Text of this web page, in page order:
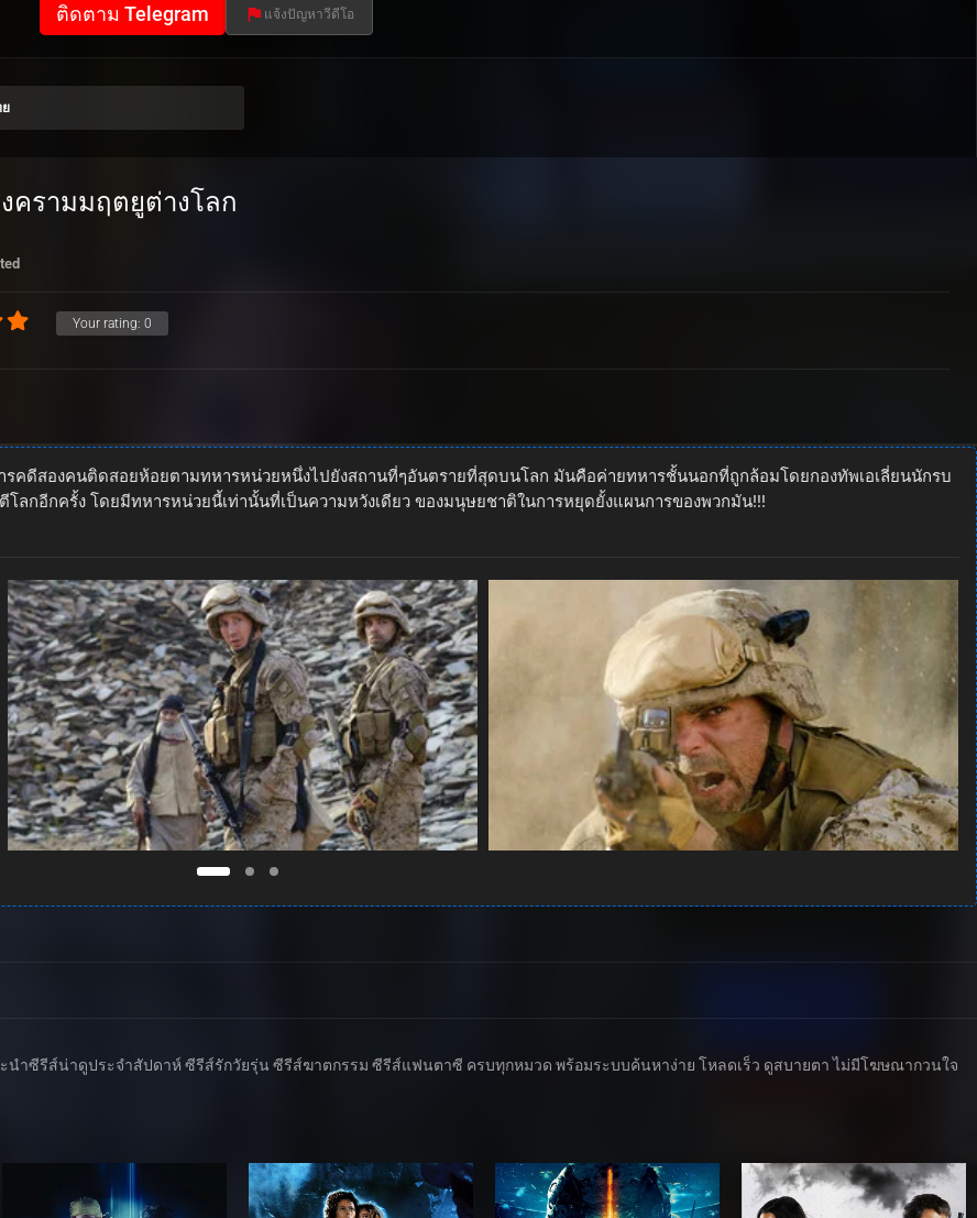
ติดตาม Telegram แจ้งปัญหาวีดีโอ
ครามมฤตยูต่างโลก
Your rating: 0
รคดีสองคนติดสอยห้อยตามทหารหน่วยหนึ่งไปยังสถานที่ๆอันตรายที่สุดบนโลก มันคือค่ายทหารชั้นนอกที่ถูกล้อมโดยกองทัพเอเลี่ยนนักรบ
ลกอีกครั้ง โดยมีทหารหน่วยนี้เท่านั้นที่เป็นความหวังเดียว ของมนุษยชาติในการหยุดยั้งแผนการของพวกมัน!!!
ำซีรีส์น่าดูประจำสัปดาห์ ซีรีส์รักวัยรุ่น ซีรีส์ฆาตกรรม ซีรีส์แฟนตาซี ครบทุกหมวด พร้อมระบบค้นหาง่าย โหลดเร็ว ดูสบายตา ไม่มีโฆษณากวนใจ